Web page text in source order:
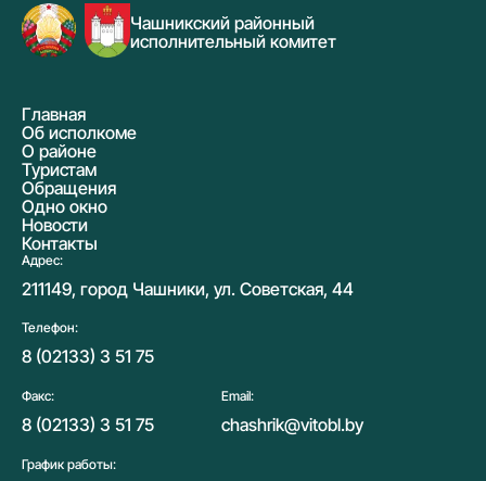
Чашникский районный
исполнительный комитет
Главная
Об исполкоме
О районе
Туристам
Обращения
Одно окно
Новости
Контакты
Адрес:
211149, город Чашники, ул. Советская, 44
Телефон:
8 (02133) 3 51 75
Факс:
8 (02133) 3 51 75
Email:
chashrik@vitobl.by
График работы: